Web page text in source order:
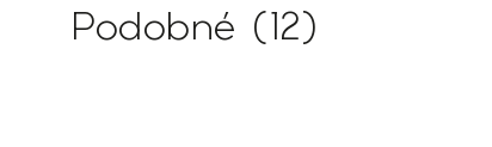
Podobné (12)